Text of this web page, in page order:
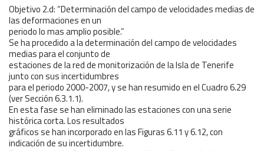
Objetivo 2.d: “Determinación del campo de velocidades medias de
las deformaciones en un
periodo lo mas amplio posible.”
Se ha procedido a la determinación del campo de velocidades
medias para el conjunto de
estaciones de la red de monitorización de la Isla de Tenerife
junto con sus incertidumbres
para el periodo 2000-2007, y se han resumido en el Cuadro 6.29
(ver Sección 6.3.1.1).
En esta fase se han eliminado las estaciones con una serie
histórica corta. Los resultados
gráficos se han incorporado en las Figuras 6.11 y 6.12, con
indicación de su incertidumbre.